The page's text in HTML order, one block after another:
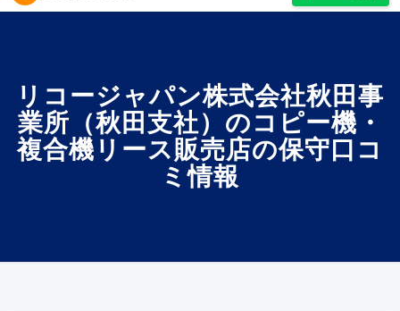
リコージャパン株式会社秋田事
業所（秋田支社）のコピー機・
複合機リース販売店の保守口コ
ミ情報